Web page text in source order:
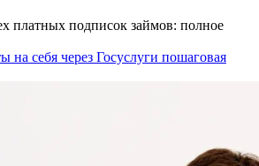
платных подписок займов: полное
на себя через Госуслуги пошаговая